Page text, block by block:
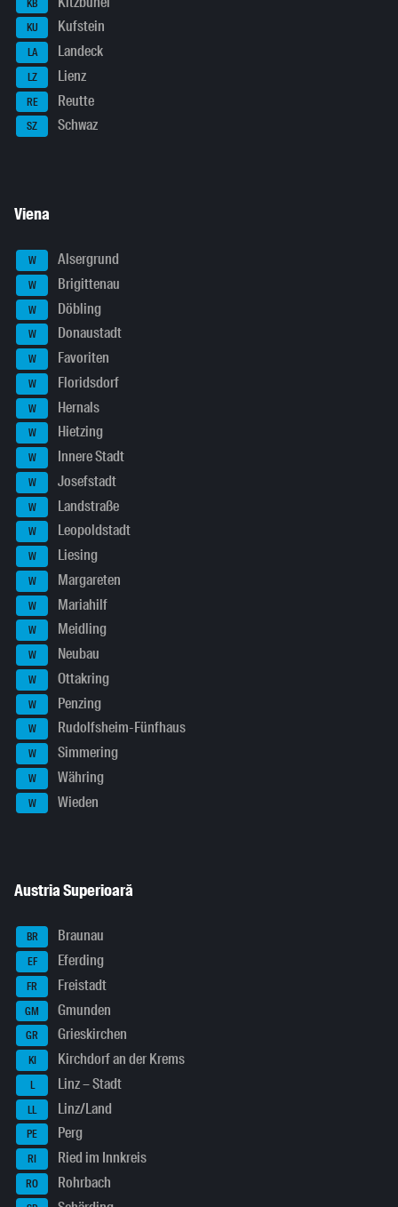
KB
KU Kufstein
LA Landeck
LZ Lienz
RE Reutte
SZ Schwaz
Viena
W Alsergrund
W Brigittenau
W Döbling
W Donaustadt
W Favoriten
W Floridsdorf
W Hernals
W Hietzing
W Innere Stadt
W Josefstadt
W Landstraße
W Leopoldstadt
W Liesing
W Margareten
W Mariahilf
W Meidling
W Neubau
W Ottakring
W Penzing
W Rudolfsheim-Fünfhaus
W Simmering
W Währing
W Wieden
Austria Superioară
BR Braunau
EF Eferding
FR Freistadt
GM Gmunden
GR Grieskirchen
KI Kirchdorf an der Krems
L Linz – Stadt
LL Linz/Land
PE Perg
RI Ried im Innkreis
RO Rohrbach